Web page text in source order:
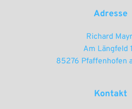
Adresse
Richard Mayr
Am Längfeld
85276 Pfaffenhofen
Kontakt